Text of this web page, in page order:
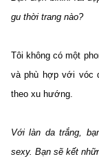
gu thời trang nào?
Tôi không có một
và phù hợp với vóc
theo xu hướng.
Với làn da trắng,
sexy. Bạn sẽ kết